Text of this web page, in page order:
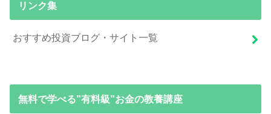
リンク集
おすすめ投資ブログ・サイト一覧
無料で学べる”有料級”お金の教養講座